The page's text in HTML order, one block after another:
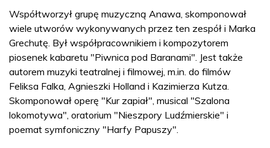
Współtworzył grupę muzyczną Anawa, skomponował
wiele utworów wykonywanych przez ten zespół i Marka
Grechutę. Był współpracownikiem i kompozytorem
piosenek kabaretu "Piwnica pod Baranami". Jest także
autorem muzyki teatralnej i filmowej, m.in. do filmów
Feliksa Falka, Agnieszki Holland i Kazimierza Kutza.
Skomponował operę "Kur zapiał", musical "Szalona
lokomotywa", oratorium "Nieszpory Ludźmierskie" i
poemat symfoniczny "Harfy Papuszy".